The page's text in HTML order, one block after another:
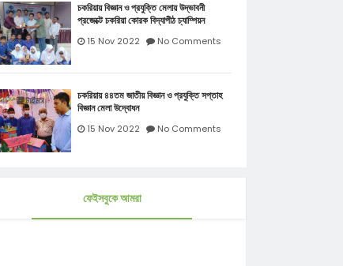
চকরিয়ায় বিজ্ঞান ও প্রযুক্তি মেলায় উদ্ভাবনী
প্রজেক্টে চকরিয়া কোরক বিদ্যাপীঠ চ্যাম্পিয়ন
15 Nov 2022 No Comments
চকরিয়ায় ৪৪তম জাতীয় বিজ্ঞান ও প্রযুক্তি সপ্তাহ
বিজ্ঞান মেলা উদ্বোধন
15 Nov 2022 No Comments
ফেইসবুকে আমরা